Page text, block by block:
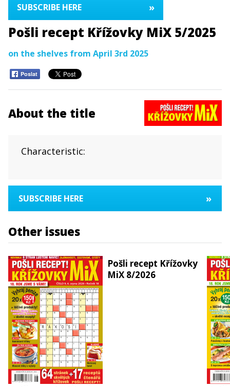
SUBSCRIBE HERE »
Pošli recept Křížovky MiX 5/2025
on the shelves from April 3rd 2025
Poslat
About the title
Characteristic:
SUBSCRIBE HERE »
Other issues
Pošli recept Křížovky
MiX 8/2026